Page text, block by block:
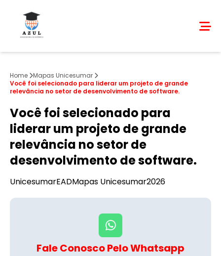
Home
Mapas Unicesumar
Você foi selecionado para liderar um projeto de grande
relevância no setor de desenvolvimento de software.
Você foi selecionado para
liderar um projeto de grande
relevância no setor de
desenvolvimento de software.
UnicesumarEADMapas Unicesumar2026
Fale Conosco Pelo Whatsapp